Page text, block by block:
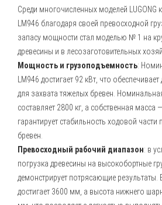
Среди многочисленных моделей LUGONG
LM946 благодаря своей превосходной
запасу мощности стал моделью № 1 на
древесины и в лесозаготовительных
Мощность и грузоподъемность:
LM946 достигает 92 кВт, что
для захвата тяжелых бревен.
составляет 2800 кг, а собственная масса
гарантирует стабильность ходовой части
бревен.
Превосходный рабочий диапазон: в
погрузка древесины на высокобортные
демонстрирует потрясающие результаты.
достигает 3600 мм, а высота нижнего